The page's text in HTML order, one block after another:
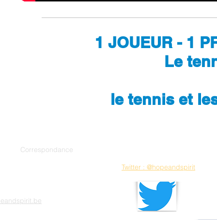
1 JOUEUR - 1
Le
le tennis et
Twitter : @hopeandspirit